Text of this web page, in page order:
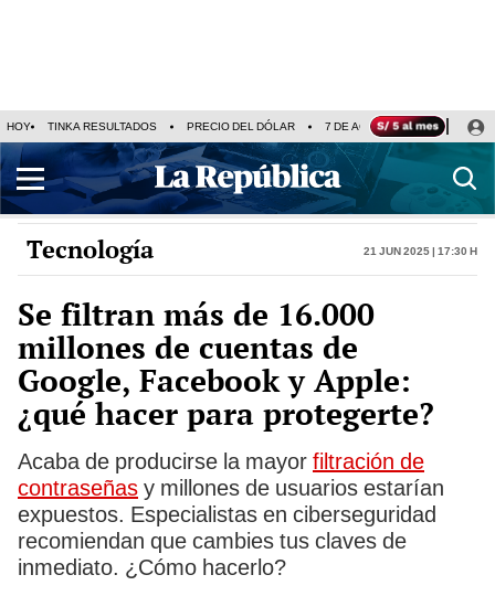
HOY TINKA RESULTADOS PRECIO DEL DÓLAR 7 DE AGOSTO OLLANTA
Tecnología 21 Jun 2025 | 17:30 h
Se filtran más de 16.000
millones de cuentas de
Google, Facebook y Apple:
¿qué hacer para protegerte?
Acaba de producirse la mayor filtración de
contraseñas y millones de usuarios estarían
expuestos. Especialistas en ciberseguridad
recomiendan que cambies tus claves de
inmediato. ¿Cómo hacerlo?